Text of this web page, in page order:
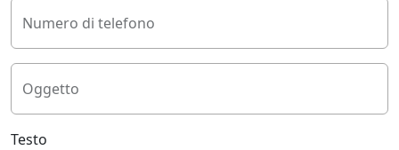
Numero di telefono
Oggetto
Testo